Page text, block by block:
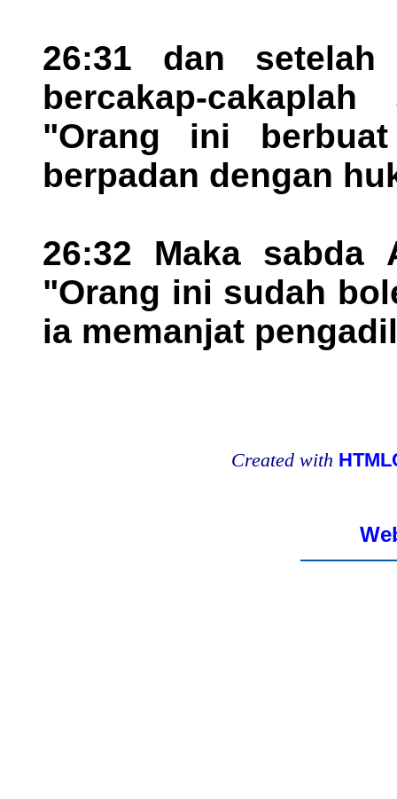
26:31 dan
bercakap-
"Orang ini
berpadan dengan
26:32 Maka sabda
"Orang ini sudah
ia memanjat
Created with